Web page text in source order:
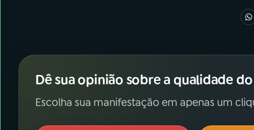
Dê sua opinião sobre a qualidade
Escolha sua manifestação em apenas um